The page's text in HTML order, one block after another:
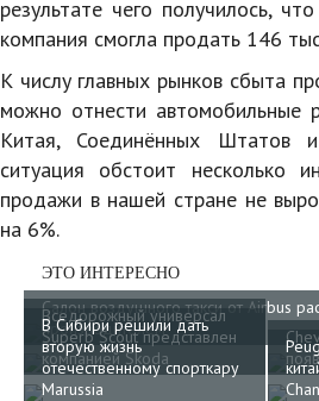
результате чего получилось,
компания смогла продать 146
К числу главных рынков сбыта
можно отнести автомобильные
Китая, Соединённых Штатов
ситуация обстоит несколько
продажи в нашей стране не
на 6%.
ЭТО ИНТЕРЕСНО
Салон воздушного такси от Airbus
производителем
Вседорожный универсал
Superb Scout представлен
компанией Skoda
В Сибири решили дать
вторую жизнь
отечественному спорткару
Marussia